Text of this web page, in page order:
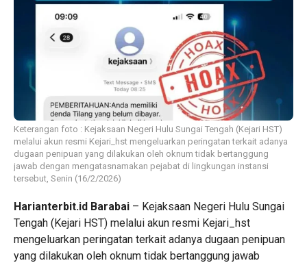
Keterangan foto : Kejaksaan Negeri Hulu Sungai Tengah (Kejari HST)
melalui akun resmi Kejari_hst mengeluarkan peringatan terkait adanya
dugaan penipuan yang dilakukan oleh oknum tidak bertanggung
jawab dengan mengatasnamakan pejabat di lingkungan instansi
tersebut, Senin (16/2/2026)
Harianterbit.id Barabai – Kejaksaan Negeri Hulu Sungai
Tengah (Kejari HST) melalui akun resmi Kejari_hst
mengeluarkan peringatan terkait adanya dugaan penipuan
yang dilakukan oleh oknum tidak bertanggung jawab